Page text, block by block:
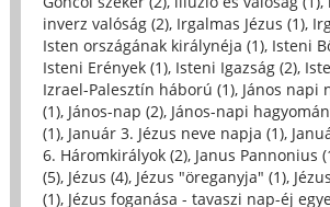
inverz valóság (2), Irgalmas Jézus (1),
Isten országának királynéja (1), Isteni
Isteni Erények (1), Isteni Igazság (2),
Izrael-Palesztín háború (1), János napi
(1), János-nap (2), János-napi
(1), Január 3. Jézus neve napja (1),
6. Háromkirályok (2), Janus Pannonius
(5), Jézus (4), Jézus "öreganyja" (1),
(1), Jézus foganása - tavaszi nap-éj